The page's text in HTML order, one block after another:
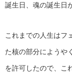
誕生日、魂の誕生日
これまでの人生はフ
た核の部分にようや
を許可したので、こ